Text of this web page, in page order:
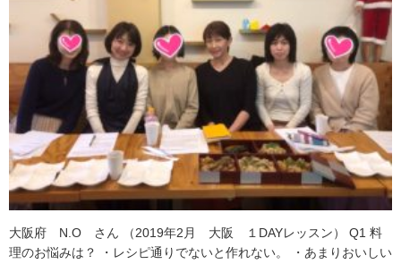
大阪府 N.O さん （2019年2月 大阪 １DAYレッスン） Q1 料
理のお悩みは？ ・レシピ通りでないと作れない。 ・あまりおいしい